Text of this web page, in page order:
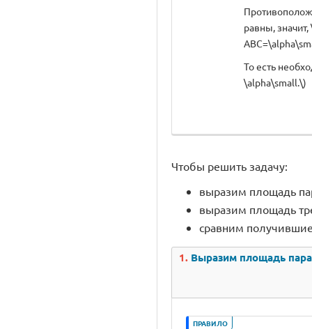
равны,
То есть
\alpha\small.\)
Чтобы решить задачу:
выразим площадь
выразим площадь
сравним
1. Выразим площадь
ПРАВИЛО